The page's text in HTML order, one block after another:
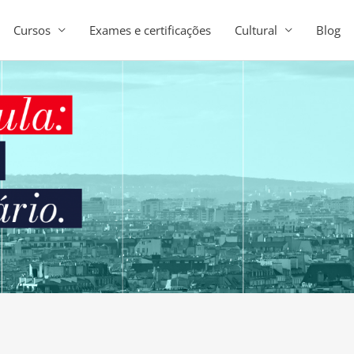
Cursos Exames e certificações Cultural Blog